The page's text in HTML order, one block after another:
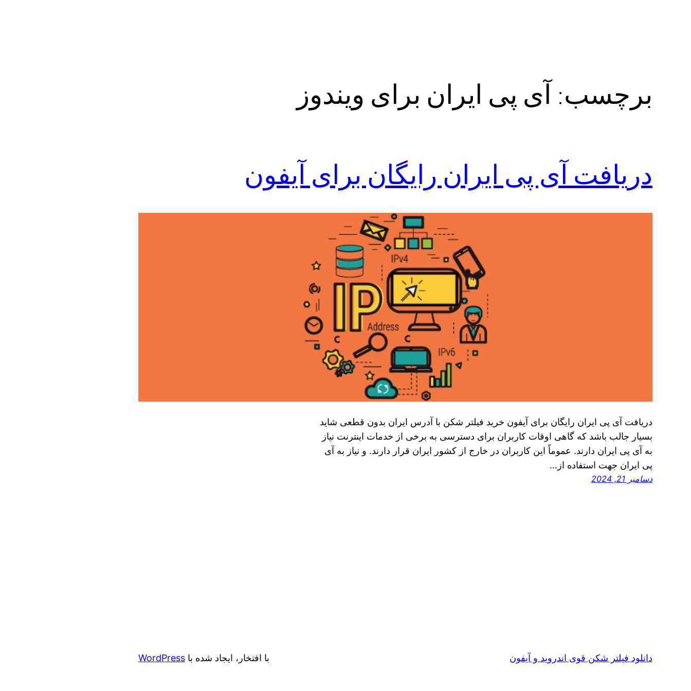
برچسب:آی پی ایران برای ویندوز
دریافت آی پی ایران رایگان برای آیفون
دریافت آی پی ایران رایگان برای آیفون خرید فیلتر شکن با آدرس ایران بدون قطعی شاید
بسیار جالب باشد که گاهی اوقات کاربران برای دسترسی به برخی از خدمات اینترنت نیاز
به آی پی ایران دارند. عموماً این کاربران در خارج از کشور ایران قرار دارند. و نیاز به آی‌
پی ایران جهت استفاده از…
دسامبر 21, 2024
دانلود فیلتر شکن قوی اندروید و آیفون با افتخار، ایجاد شده باWordPress